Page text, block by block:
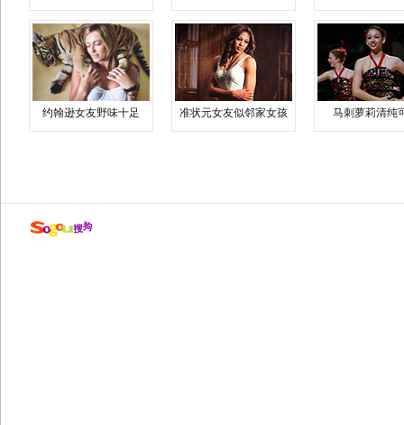
约翰逊女友野味十足 准状元女友似邻家女孩 马刺萝莉清纯